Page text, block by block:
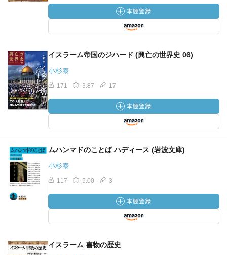
イスラーム帝国のジハード (興亡の世界史 06)
小杉泰
171 3.87 17
ムハンマドのことば ハディース (岩波文庫)
小杉泰
117 5.00 3
イスラーム 書物の歴史